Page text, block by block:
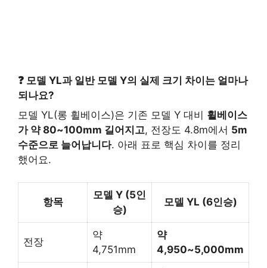
❓ 모델 YL과 일반 모델 Y의 실제 크기 차이는 얼마나
되나요?
모델 YL(롱 휠베이스)은 기존 모델 Y 대비 휠베이스
가 약 80~100mm 길어지고, 전장도 4.8m에서 5m
수준으로 늘어납니다. 아래 표로 핵심 차이를 정리
했어요.
항목
모델 Y (5인
승)
모델 YL (6인승)
전장
약
4,751mm
약
4,950~5,000mm